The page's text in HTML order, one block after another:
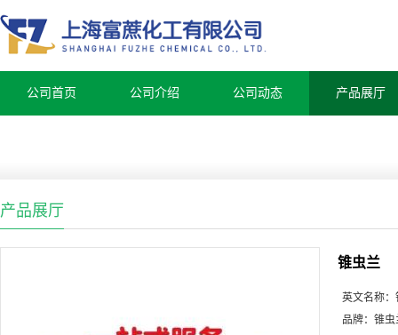
公司首页 公司介绍 公司动态 产品展厅
产品展厅
锥虫兰
英文名称：
品牌： 锥虫